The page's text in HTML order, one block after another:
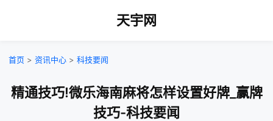
天宇网
首页 > 资讯中心 > 科技要闻
精通技巧!微乐海南麻将怎样设置好牌_赢牌
技巧-科技要闻